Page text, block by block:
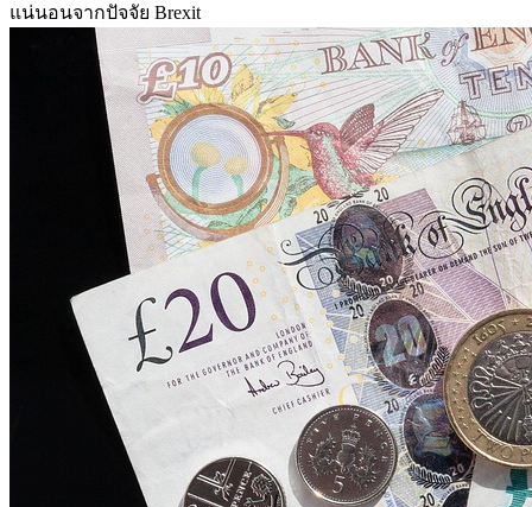
แน่นอนจากปัจจัย Brexit